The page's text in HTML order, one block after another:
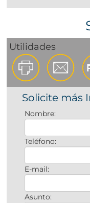
Utilidades
Solicite más
Nombre:
Teléfono:
E-mail:
Asunto: